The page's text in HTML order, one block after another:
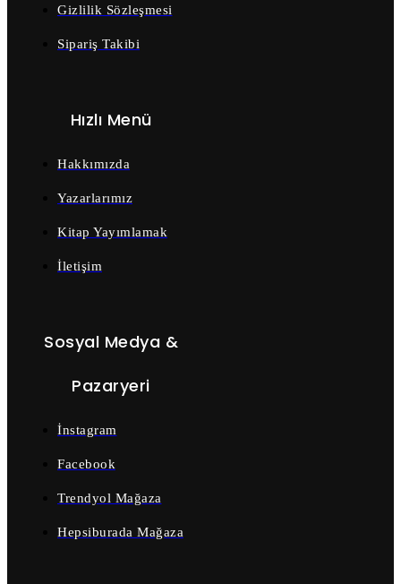
Gizlilik Sözleşmesi
Sipariş Takibi
Hızlı Menü
Hakkımızda
Yazarlarımız
Kitap Yayımlamak
İletişim
Sosyal Medya &
Pazaryeri
İnstagram
Facebook
Trendyol Mağaza
Hepsiburada Mağaza